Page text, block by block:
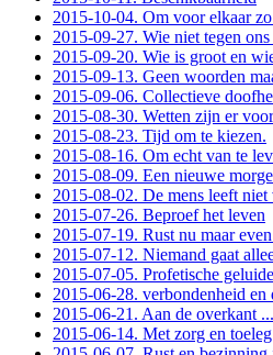
2015-10-04. Om voor elkaar
2015-09-27. Wie niet tegen
2015-09-20. Wie is groot en
2015-09-13. Geen woorden
2015-09-06. Collectieve
2015-08-30. Wetten zijn er
2015-08-23. Tijd om te kiezen.
2015-08-16. Om echt van te
2015-08-09. Een nieuwe
2015-08-02. De mens leeft niet
2015-07-26. Beproef het leven
2015-07-19. Rust nu maar
2015-07-12. Niemand gaat
2015-07-05. Profetische
2015-06-28. verbondenheid en
2015-06-21. Aan de overkant ...
2015-06-14. Met zorg en toeleg